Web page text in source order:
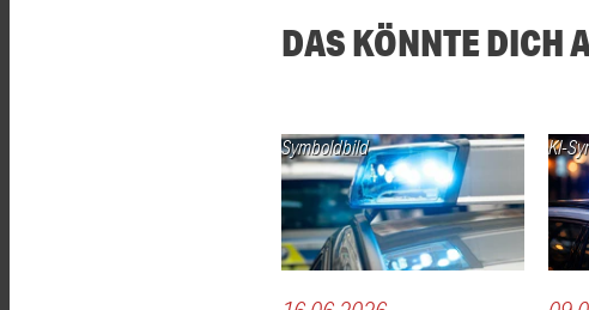
DAS KÖNNTE DICH
Symboldbild KI-